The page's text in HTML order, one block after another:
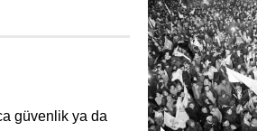
güvenlik ya da